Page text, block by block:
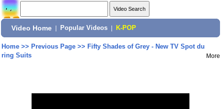
Video Home Popular Videos K-POP
Home>> Previous Page>> Fifty Shades of Grey - New TV Spot du
ring Suits
More